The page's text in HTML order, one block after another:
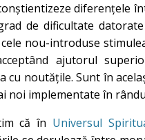
diferențele
de dificultate
nou-introduse
ajutorul
cu noutățile. Sunt în
noi implementate în
că în Universul